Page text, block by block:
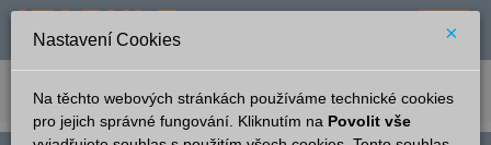
verze: 2.0.6 podpora: help-tabule@oltis.cz
English
Nastavení Cookies ×
Na těchto webových stránkách používáme technické cookies
pro jejich správné fungování. Kliknutím na Povolit vše